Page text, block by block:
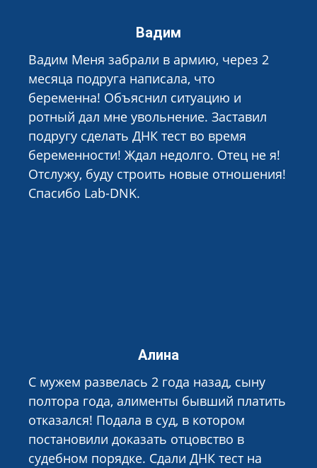
Вадим
Вадим Меня забрали в армию, через 2
месяца подруга написала, что
беременна! Объяснил ситуацию и
ротный дал мне увольнение. Заставил
подругу сделать ДНК тест во время
беременности! Ждал недолго. Отец не я!
Отслужу, буду строить новые отношения!
Спасибо Lab-DNK.
Алина
С мужем развелась 2 года назад, сыну
полтора года, алименты бывший платить
отказался! Подала в суд, в котором
постановили доказать отцовство в
судебном порядке. Сдали ДНК тест на